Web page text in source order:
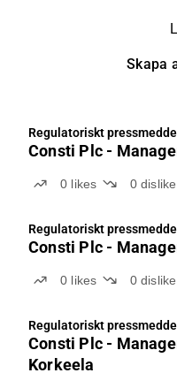
Skapa
Regulatoriskt
Consti Plc -
0 likes 0
Regulatoriskt
Consti Plc -
0 likes 0
Regulatoriskt
Consti Plc -
Korkeela